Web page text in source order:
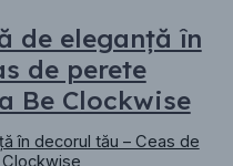
de eleganță în
de perete
Be Clockwise
în decorul tău – Ceas de